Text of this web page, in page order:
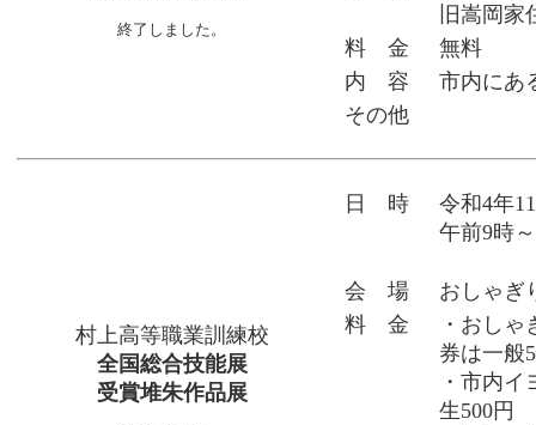
終了しました。
旧嵩岡
料 金
無料
内 容
市内にあ
その他
村上高等職業訓練校
全国総合技能展
受賞堆朱作品展
日 時
令和4年
午前9時
会 場
おしゃぎ
料 金
・おし
券は一般
・市内
生500円